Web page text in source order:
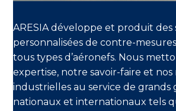
ARESIA développe et produit des
personnalisées de contre-
tous types d’aéronefs. Nous
expertise, notre savoir-faire et nos
industrielles au service de grands
nationaux et internationaux tels